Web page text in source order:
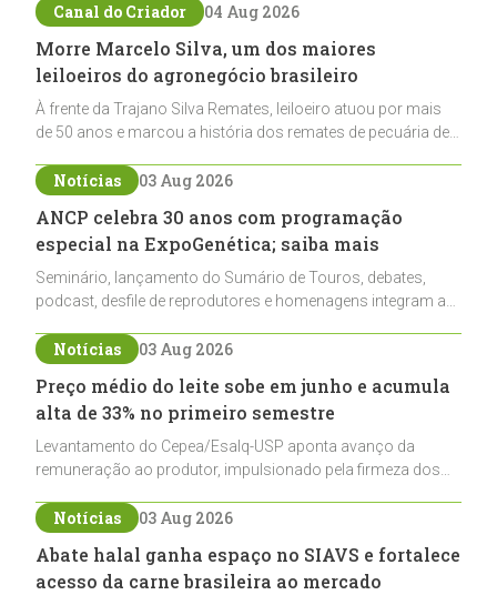
Canal do Criador 04 Aug 2026
Morre Marcelo Silva, um dos maiores
leiloeiros do agronegócio brasileiro
À frente da Trajano Silva Remates, leiloeiro atuou por mais
de 50 anos e marcou a história dos remates de pecuária de
Notícias 03 Aug 2026
ANCP celebra 30 anos com programação
especial na ExpoGenética; saiba mais
Seminário, lançamento do Sumário de Touros, debates,
podcast, desfile de reprodutores e homenagens integram a
Notícias 03 Aug 2026
Preço médio do leite sobe em junho e acumula
alta de 33% no primeiro semestre
Levantamento do Cepea/Esalq-USP aponta avanço da
remuneração ao produtor, impulsionado pela firmeza dos
Notícias 03 Aug 2026
Abate halal ganha espaço no SIAVS e fortalece
acesso da carne brasileira ao mercado